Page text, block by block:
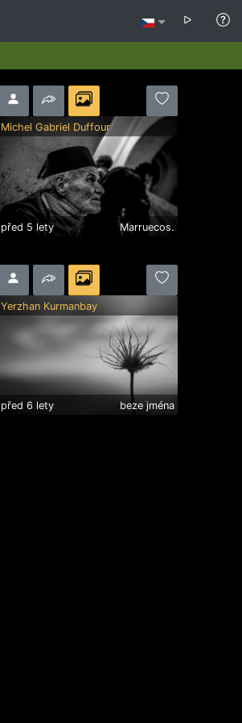
Michel Gabriel Duffour
před 5 lety Marruecos.
Yerzhan Kurmanbay
před 6 lety beze jména